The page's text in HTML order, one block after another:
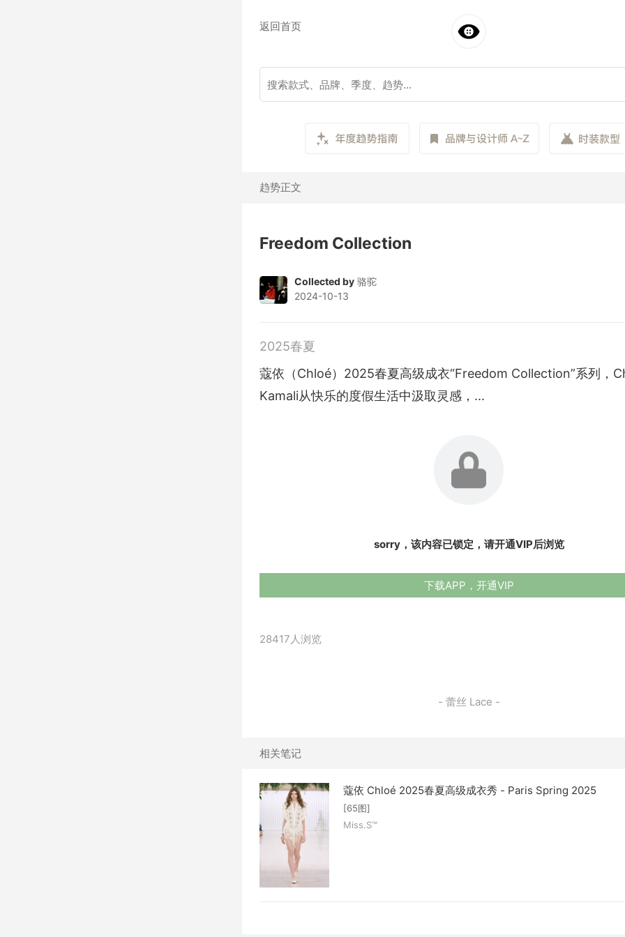
返回首页
趋势正文
Freedom Collection
Collected by 骆驼
2024-10-13
2025春夏
蔻依（Chloé）2025春夏高级成衣“Freedom Collection”系列，
Kamali从快乐的度假生活中汲取灵感，...
sorry，该内容已锁定，请开通VIP后浏览
下载APP，开通VIP
28417人浏览
- 蕾丝 Lace -
相关笔记
蔻依 Chloé 2025春夏高级成衣秀 - Paris Spring 2025
[65图]
Miss.S™